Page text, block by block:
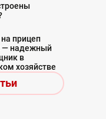
прицеп
— надежный
в
хозяйстве